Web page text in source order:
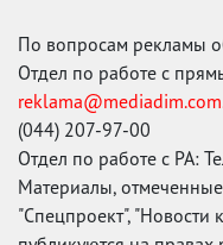
По вопросам рекламы
Отдел по работе с
(044) 207-97-00
Отдел по работе с РА:
Материалы, отмеченные
"Спецпроект", "Новости